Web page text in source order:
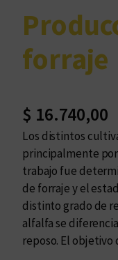
forraje
$ 16.740,00
Los distintos
principalmente
trabajo fue
de forraje y el
distinto grado de
alfalfa se
reposo. El